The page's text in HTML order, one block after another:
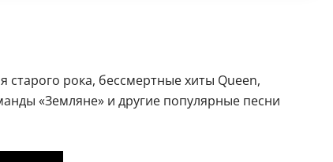
рока, бессмертные хиты Queen,
«Земляне» и другие популярные песни